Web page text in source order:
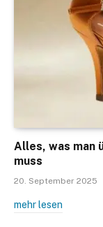
Alles, was man
muss
20. September 2025
mehr lesen